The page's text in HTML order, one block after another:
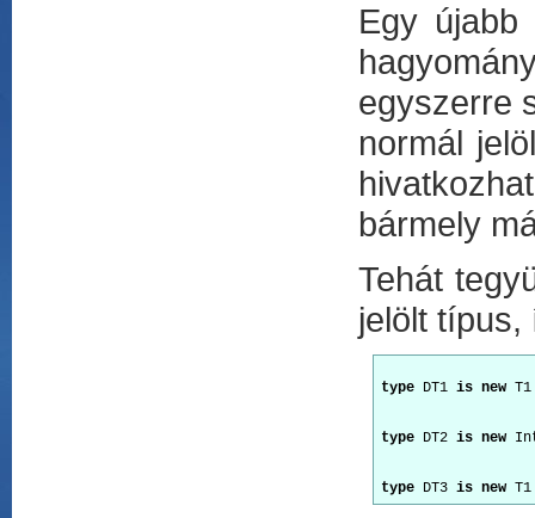
Egy újabb
egyszerre
normál
bármely
Tehát
jelölt típus,
type DT1 is new
type DT2 is new
type DT3 is new